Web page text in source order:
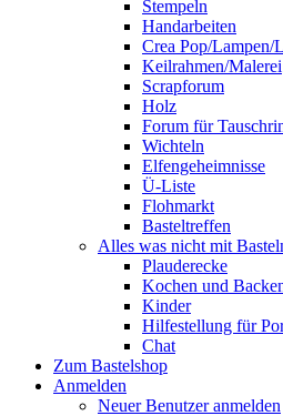
Stempeln
Handarbeiten
Crea Pop/Lampen/
Keilrahmen/Malerei
Scrapforum
Holz
Forum für
Wichteln
Elfengeheimnisse
Ü-Liste
Flohmarkt
Basteltreffen
Alles was nicht mit
Plauderecke
Kochen und
Kinder
Hilfestellung für
Chat
Zum Bastelshop
Anmelden
Neuer Benutzer anmelden